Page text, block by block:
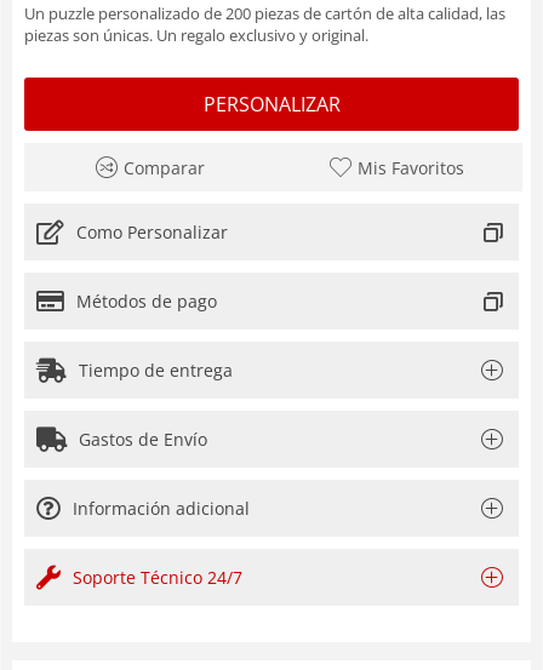
Un puzzle personalizado de 200 piezas de cartón de alta calidad, las
piezas son únicas. Un regalo exclusivo y original.
PERSONALIZAR
Comparar Mis Favoritos
Como Personalizar
Métodos de pago
Tiempo de entrega
Gastos de Envío
Información adicional
Soporte Técnico 24/7